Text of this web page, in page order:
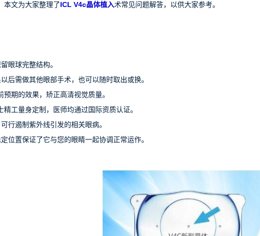
本文为大家整理了ICL V4c晶体植入术常见问题解答，以供大家参考。
眼球完整结构。
需做其他眼部手术，也可以随时取出或换。
期的效果，矫正高清视觉质量。
工量身定制，医师均通过国际资质认证。
遏制紫外线引发的相关眼病。
置保证了它与您的眼睛一起协调正常运作。